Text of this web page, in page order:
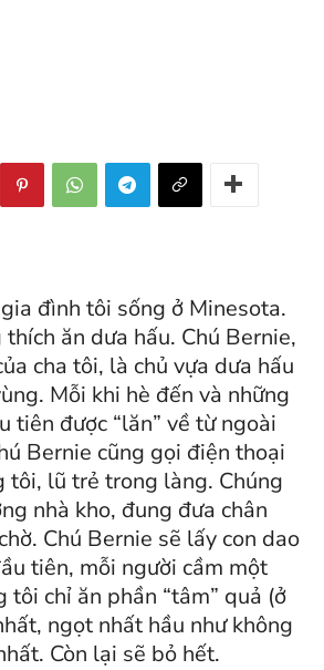
đình tôi sống ở Minesota.
ăn dưa hấu. Chú Bernie,
cha tôi, là chủ vựa dưa hấu
Mỗi khi hè đến và những
tiên được “lăn” về từ ngoài
Bernie cũng gọi điện thoại
tôi, lũ trẻ trong làng. Chúng
nhà kho, đung đưa chân
Chú Bernie sẽ lấy con dao
tiên, mỗi người cầm một
tôi chỉ ăn phần “tâm” quả (ở
ngọt nhất hầu như không
Còn lại sẽ bỏ hết.